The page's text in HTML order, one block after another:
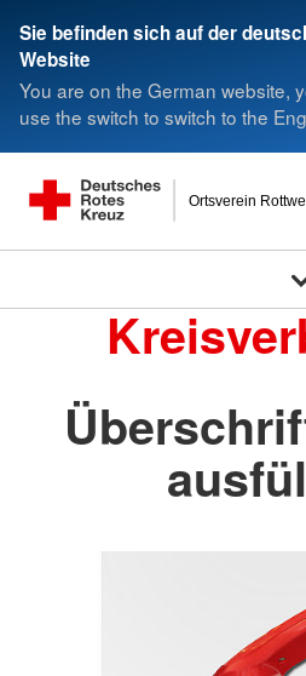
Sie befinden sich auf der
Website
You are on the German website,
use the switch to switch to the
Ortsverein